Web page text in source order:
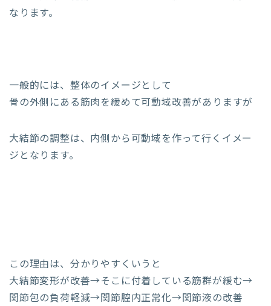
なります。
一般的には、整体のイメージとして
骨の外側にある筋肉を緩めて可動域改善がありますが
大結節の調整は、内側から可動域を作って行くイメー
ジとなります。
この理由は、分かりやすくいうと
大結節変形が改善→そこに付着している筋群が緩む→
関節包の負荷軽減→関節腔内正常化→関節液の改善